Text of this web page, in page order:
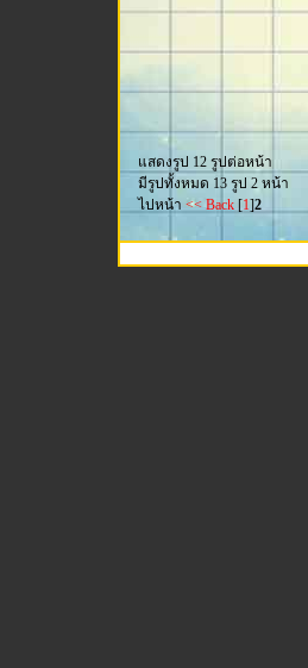
แสดงรูป 12 รูปต่อหน้า
มีรูปทั้งหมด 13 รูป 2 หน้า
ไปหน้า << Back [1]2